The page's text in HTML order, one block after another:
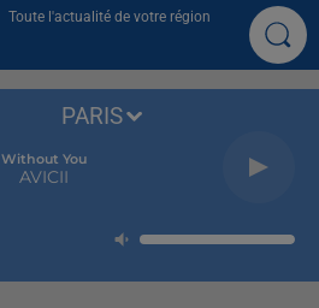
Toute l'actualité de votre région
Without You
AVICII
PARIS